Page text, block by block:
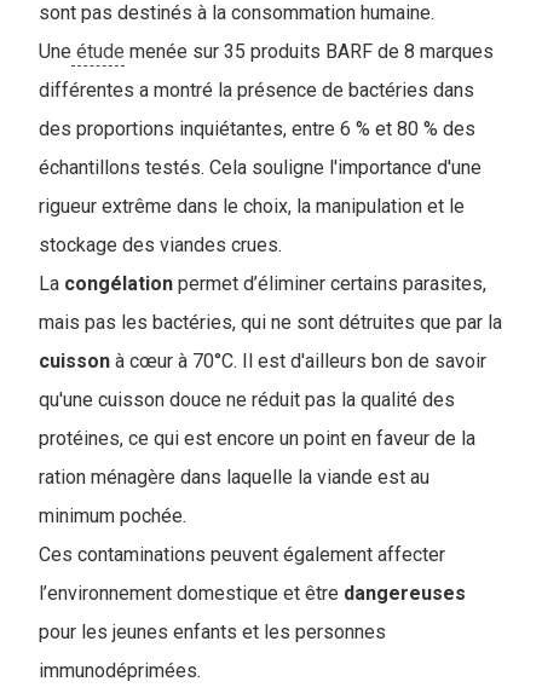
sont pas destinés à la consommation humaine.
Une étude menée sur 35 produits BARF de 8 marques
différentes a montré la présence de bactéries dans
des proportions inquiétantes, entre 6 % et 80 % des
échantillons testés. Cela souligne l'importance d'une
rigueur extrême dans le choix, la manipulation et le
stockage des viandes crues.
La congélation permet d’éliminer certains parasites,
mais pas les bactéries, qui ne sont détruites que par la
cuisson à cœur à 70°C. Il est d'ailleurs bon de savoir
qu'une cuisson douce ne réduit pas la qualité des
protéines, ce qui est encore un point en faveur de la
ration ménagère dans laquelle la viande est au
minimum pochée.
Ces contaminations peuvent également affecter
l’environnement domestique et être dangereuses
pour les jeunes enfants et les personnes
immunodéprimées.